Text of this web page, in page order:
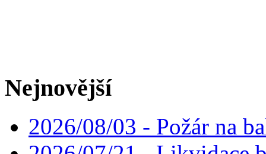
Nejnovější
2026/08/03 - Požár na